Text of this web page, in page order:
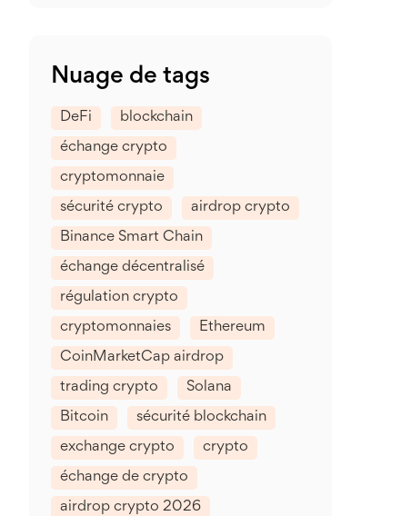
Nuage de tags
DeFi blockchain
échange crypto
cryptomonnaie
sécurité crypto airdrop crypto
Binance Smart Chain
échange décentralisé
régulation crypto
cryptomonnaies Ethereum
CoinMarketCap airdrop
trading crypto Solana
Bitcoin sécurité blockchain
exchange crypto crypto
échange de crypto
airdrop crypto 2026